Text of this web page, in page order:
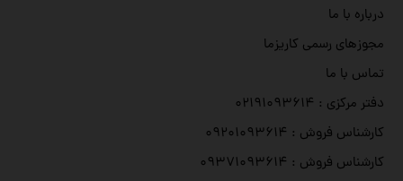
درباره با ما
مجوزهای رسمی کاریزما
تماس با ما
دفتر مرکزی : ۰۲۱۹۱۰۹۳۶۱۴
کارشناس فروش : ۰۹۲۰۱۰۹۳۶۱۴
کارشناس فروش : ۰۹۳۷۱۰۹۳۶۱۴